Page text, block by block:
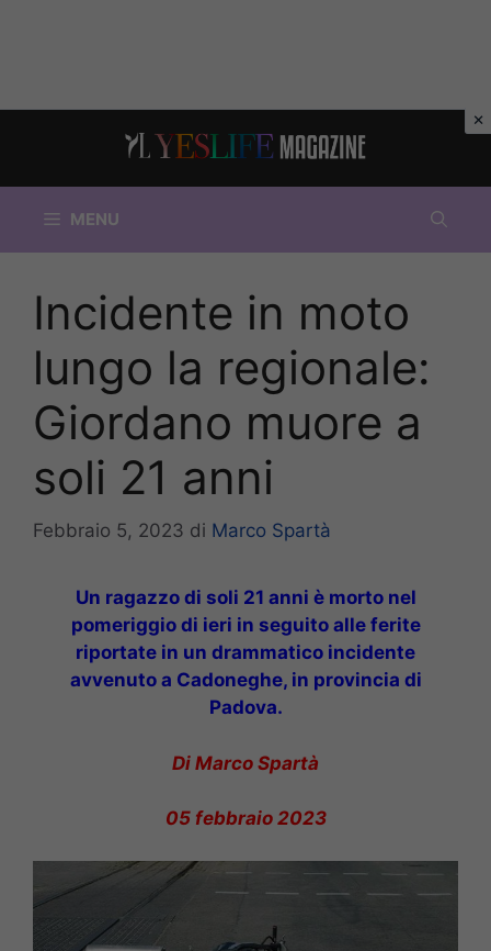
MENU
Incidente in moto
lungo la regionale:
Giordano muore a
soli 21 anni
Febbraio 5, 2023 di Marco Spartà
Un ragazzo di soli 21 anni è morto nel
pomeriggio di ieri in seguito alle ferite
riportate in un drammatico incidente
avvenuto a Cadoneghe, in provincia di
Padova.
Di Marco Spartà
05 febbraio 2023